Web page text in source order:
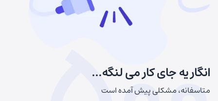
انگار یه جای کار می لنگه...
متاسفانه، مشکلی پیش آمده است